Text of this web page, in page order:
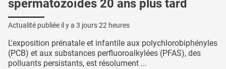
spermatozoïdes 20 ans plus tard
Actualité publiée il y a 3 jours 22 heures
L'exposition prénatale et infantile aux polychlorobiphényles
(PCB) et aux substances perfluoroalkylées (PFAS), des
polluants persistants, est résolument ...